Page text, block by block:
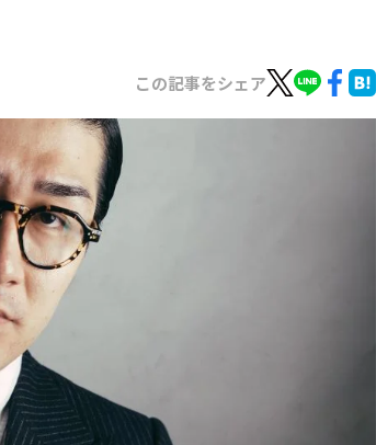
この記事をシェア